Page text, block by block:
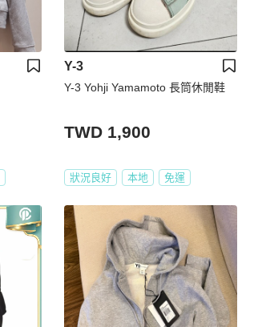
Y-3
Y-3 Yohji Yamamoto 長筒休閒鞋
TWD 1,900
狀況良好 本地 免運